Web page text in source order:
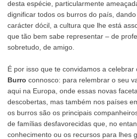
desta espécie, particularmente
dignificar todos os burros do país,
carácter dócil, a cultura que lhe está
que tão bem sabe representar – de
sobretudo, de amigo.
É por isso que te convidamos a celebrar
Burro connosco: para relembrar o seu
aqui na Europa, onde essas novas
descobertas, mas também nos países
os burros são os principais
de famílias desfavorecidas que, no
conhecimento ou os recursos para lhes